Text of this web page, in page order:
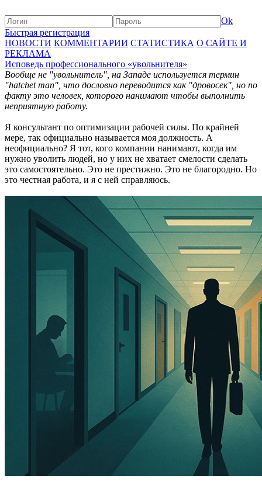
Ok
Быстрая регистрация
НОВОСТИ КОММЕНТАРИИ СТАТИСТИКА О САЙТЕ И
РЕКЛАМА
Исповедь профессионального «увольнителя»
Вообще не "увольнитель", на Западе используется термин
"hatchet man", что дословно переводится как "дровосек", но по
факту это человек, которого нанимают чтобы выполнить
неприятную работу.
Я консультант по оптимизации рабочей силы. По крайней
мере, так официально называется моя должность. А
неофициально? Я тот, кого компании нанимают, когда им
нужно уволить людей, но у них не хватает смелости сделать
это самостоятельно. Это не престижно. Это не благородно. Но
это честная работа, и я с ней справляюсь.